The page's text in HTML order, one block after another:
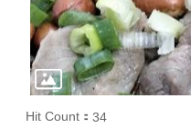
Hit Count： 34